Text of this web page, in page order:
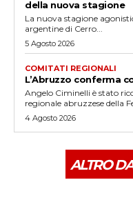
della nuova stagione
La nuova stagione
argentine di Cerro...
5 Agosto 2026
COMITATI REGIONALI
L’Abruzzo conferma
Angelo Ciminelli è stato
regionale abruzzese della
4 Agosto 2026
ALTRO